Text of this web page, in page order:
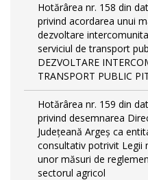
Hotărârea nr. 158 din
privind acordarea unui
dezvoltare
serviciul de transport
DEZVOLTARE
TRANSPORT PUBLIC
Hotărârea nr. 159 din
privind desemnarea
Județeană Argeș ca
consultativ potrivit Legii
unor măsuri de
sectorul agricol